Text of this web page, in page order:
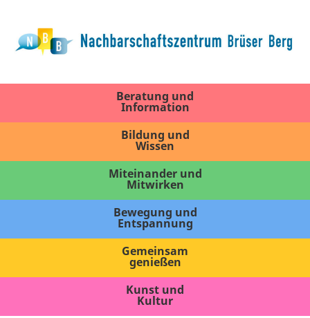
Beratung und
Information
Bildung und
Wissen
Miteinander und
Mitwirken
Bewegung und
Entspannung
Gemeinsam
genießen
Kunst und
Kultur